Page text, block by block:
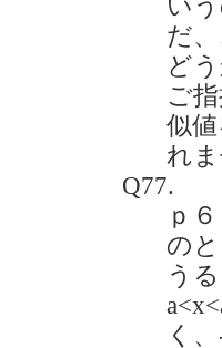
い
だ
ど
ご
似
れま
Q77.
ｐ
の
う
く